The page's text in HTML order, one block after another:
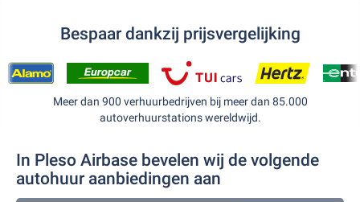
Bespaar dankzij prijsvergelijking
Meer dan 900 verhuurbedrijven bij meer dan 85.000
autoverhuurstations wereldwijd.
In Pleso Airbase bevelen wij de volgende
autohuur aanbiedingen aan